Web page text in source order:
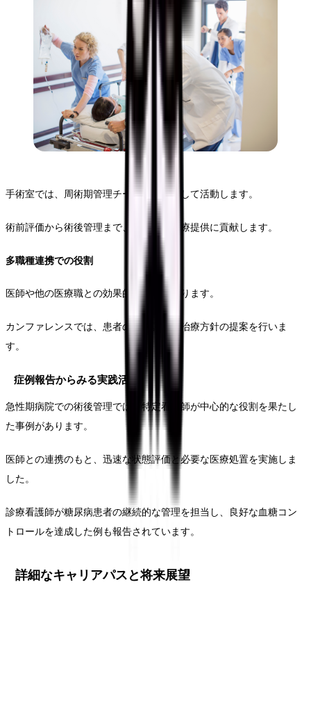
手術室では、周術期管理チームの一員として活動します。
術前評価から術後管理まで、一貫した医療提供に貢献します。
多職種連携での役割
医師や他の医療職との効果的な連携を図ります。
カンファレンスでは、患者の状態評価や治療方針の提案を行いま
す。
症例報告からみる実践活動
急性期病院での術後管理では、特定看護師が中心的な役割を果たし
た事例があります。
医師との連携のもと、迅速な状態評価と必要な医療処置を実施しま
した。
診療看護師が糖尿病患者の継続的な管理を担当し、良好な血糖コン
トロールを達成した例も報告されています。
詳細なキャリアパスと将来展望